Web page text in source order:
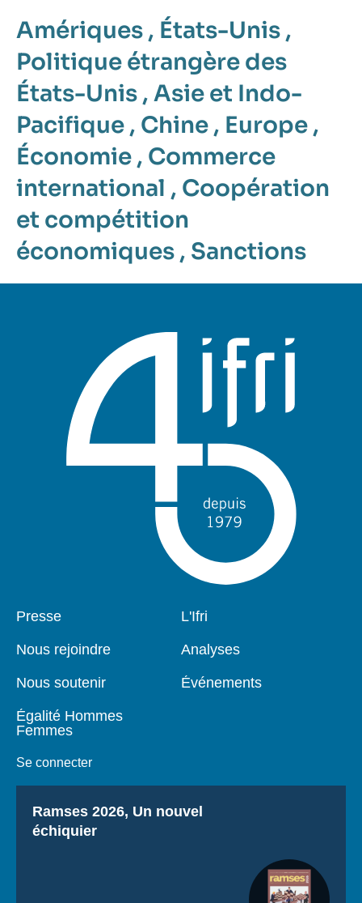
Amériques , États-Unis ,
Politique étrangère des
États-Unis , Asie et Indo-
Pacifique , Chine , Europe ,
Économie , Commerce
international , Coopération
et compétition
économiques , Sanctions
Pied
Presse
Nous rejoindre
Nous soutenir
Égalité Hommes
Femmes
Se connecter
Navigation
L'Ifri
Analyses
Événements
Titre
Ramses 2026, Un nouvel
échiquier